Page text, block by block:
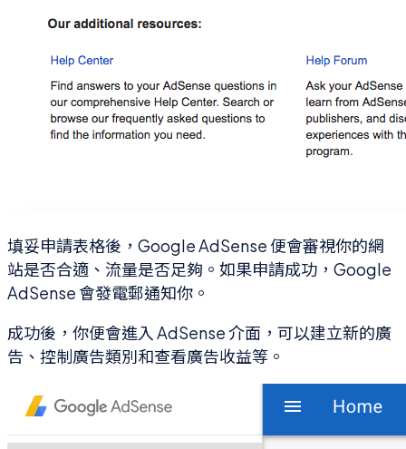
填妥申請表格後，Google AdSense 便會審視你的網
站是否合適、流量是否足夠。如果申請成功，Google
AdSense 會發電郵通知你。
成功後，你便會進入 AdSense 介面，可以建立新的廣
告、控制廣告類別和查看廣告收益等。